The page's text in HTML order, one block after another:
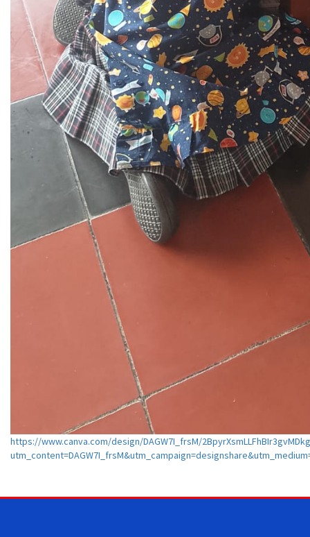
https://www.canva.com/design/DAGW7I_frsM/